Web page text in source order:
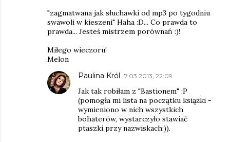
"zagmatwana jak słuchawki od mp3 po tygodniu
swawoli w kieszeni" Haha :D... Co prawda to
prawda... Jesteś mistrzem porównań :)!
Miłego wieczoru!
Melon
Paulina Król 7.03.2013, 22:09
Jak tak robiłam z "Bastionem" :P
(pomogła mi lista na początku książki -
wymieniono w nich wszystkich
bohaterów, wystarczyło stawiać
ptaszki przy nazwiskach:)).